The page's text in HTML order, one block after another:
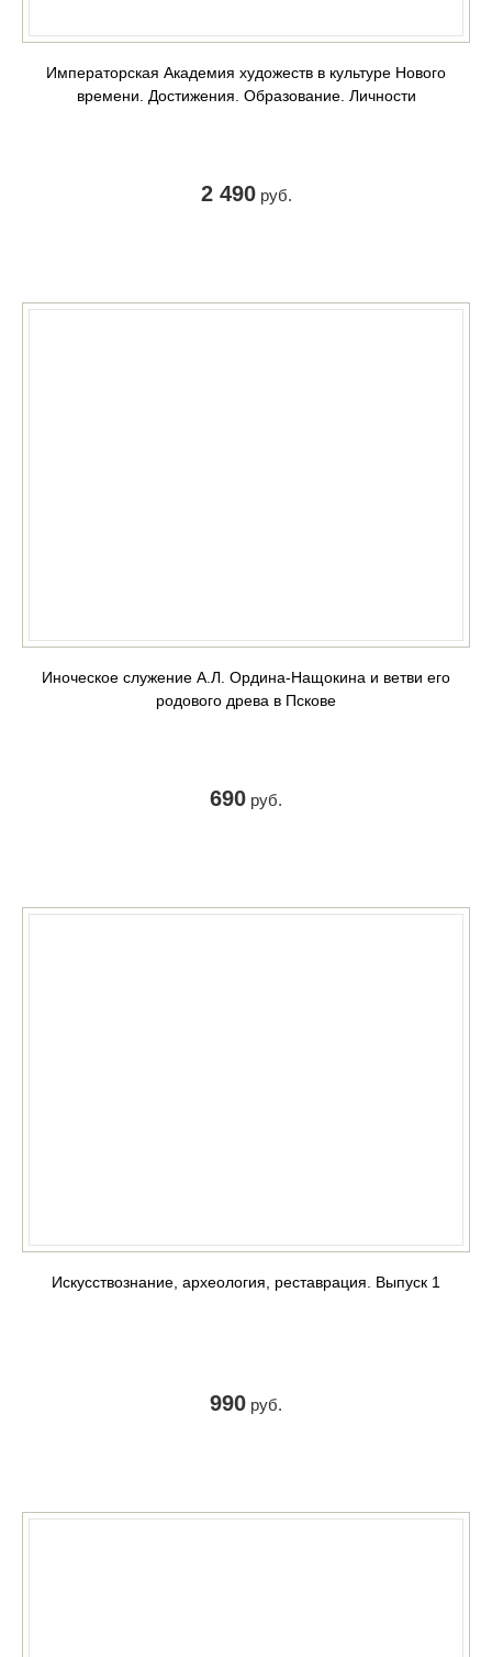
Императорская Академия художеств в культуре Нового
времени. Достижения. Образование. Личности
2 490руб.
Иноческое служение А.Л. Ордина-Нащокина и ветви его
родового древа в Пскове
690 руб.
Искусствознание, археология, реставрация. Выпуск 1
990 руб.